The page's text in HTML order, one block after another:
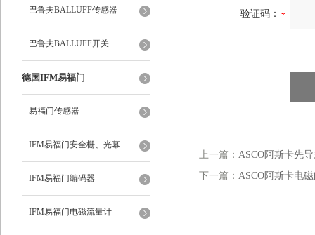
巴鲁夫BALLUFF传感器
巴鲁夫BALLUFF开关
德国IFM易福门
易福门传感器
IFM易福门安全栅、光幕
IFM易福门编码器
IFM易福门电磁流量计
验证码：
上一篇： ASCO阿斯卡先
下一篇： ASCO阿斯卡电磁